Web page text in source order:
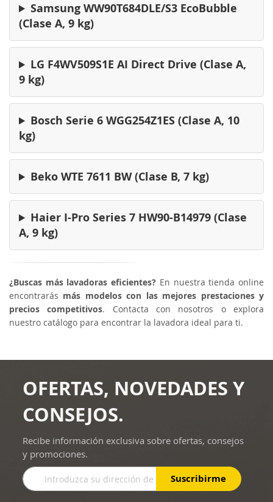
Samsung WW90T684DLE/S3 EcoBubble
(Clase A, 9 kg)
LG F4WV509S1E AI Direct Drive (Clase A,
9 kg)
Bosch Serie 6 WGG254Z1ES (Clase A, 10
kg)
Beko WTE 7611 BW (Clase B, 7 kg)
Haier I-Pro Series 7 HW90-B14979 (Clase
A, 9 kg)
¿Buscas más lavadoras eficientes? En nuestra tienda online
encontrarás más modelos con las mejores prestaciones y
precios competitivos. Contacta con nosotros o explora
nuestro catálogo para encontrar la lavadora ideal para ti.
OFERTAS, NOVEDADES Y
CONSEJOS.
Recibe información exclusiva sobre ofertas, consejos
y promociones.
Inscríbase
a
Suscribirme